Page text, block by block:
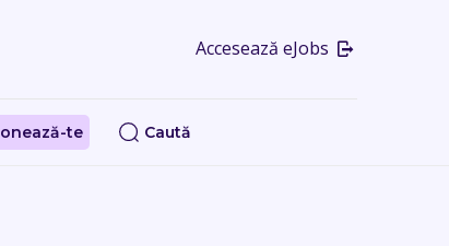
Accesează eJobs
te Caută